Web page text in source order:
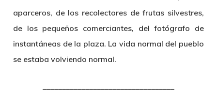
aparceros, de los recolectores de frutas silvestres,
de los pequeños comerciantes, del fotógrafo de
instantáneas de la plaza. La vida normal del pueblo
se estaba volviendo normal.